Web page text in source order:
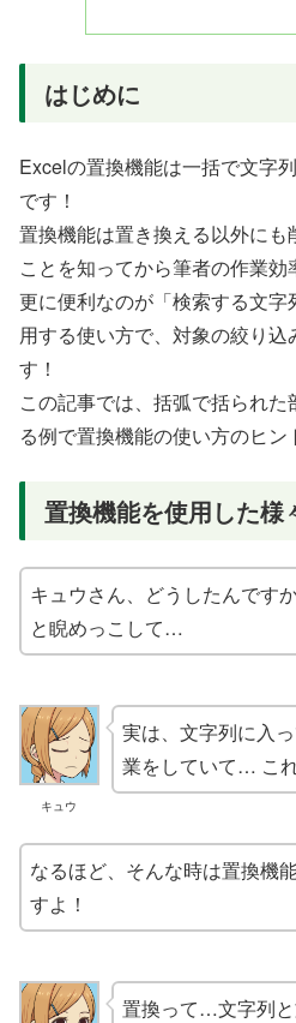
はじめに
Excelの置換機能は一括で文字
です！
置換機能は置き換える以外に
ことを知ってから筆者の作業効
更に便利なのが「検索する文
用する使い方で、対象の絞り込
す！
この記事では、括弧で括られ
る例で置換機能の使い方のヒン
置換機能を使用した様
キュウさん、どうしたんです
と睨めっこして…
キュウ
実は、文字列に入
業をしていて… こ
なるほど、そんな時は置換機
すよ！
置換って…文字列